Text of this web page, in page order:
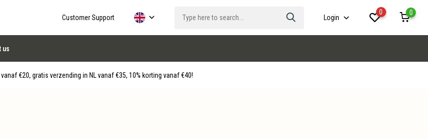
Customer Support Login
0
0
us
€20, gratis verzending in NL vanaf €35, 10% korting vanaf €40!